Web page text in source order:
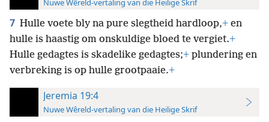
Nuwe Wêreld-vertaling van die Heilige Skrif
7 Hulle voete bly na pure slegtheid hardloop,+ en
hulle is haastig om onskuldige bloed te vergiet.+
Hulle gedagtes is skadelike gedagtes;+ plundering en
verbreking is op hulle grootpaaie.+
Jeremia 19:4
Nuwe Wêreld-vertaling van die Heilige Skrif